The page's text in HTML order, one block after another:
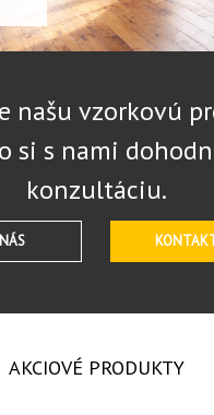
našu vzorkovú
si s nami
konzultáciu.
AKCIOVÉ PRODUKTY